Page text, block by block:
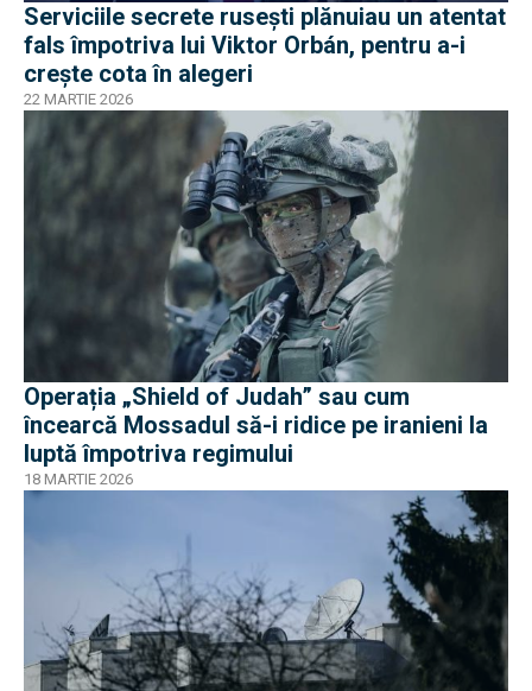
Serviciile secrete rusești plănuiau un atentat
fals împotriva lui Viktor Orbán, pentru a-i
crește cota în alegeri
22 MARTIE 2026
Operația „Shield of Judah” sau cum
încearcă Mossadul să-i ridice pe iranieni la
luptă împotriva regimului
18 MARTIE 2026